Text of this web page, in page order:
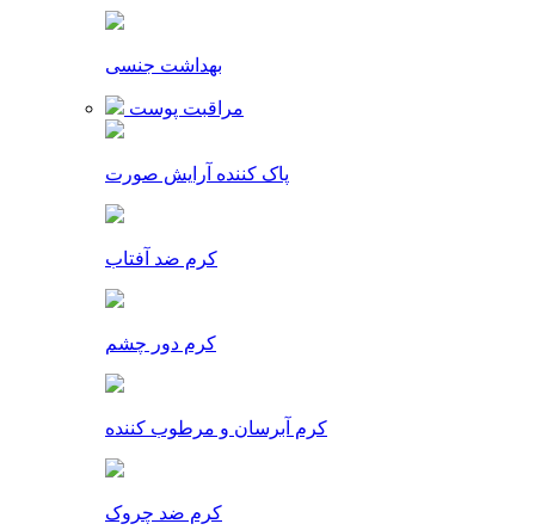
بهداشت جنسی
مراقبت پوست
پاک کننده آرایش صورت
کرم ضد آفتاب
کرم دور چشم
کرم آبرسان و مرطوب کننده
کرم ضد چروک